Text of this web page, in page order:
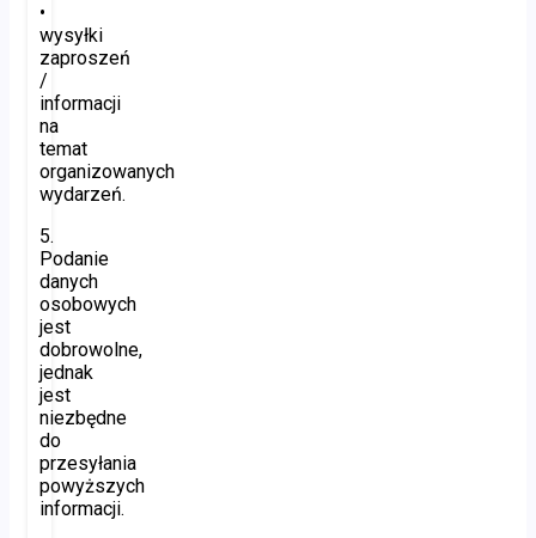
•
wysyłki
zaproszeń
/
informacji
na
temat
organizowanych
wydarzeń.
5.
Podanie
danych
osobowych
jest
dobrowolne,
jednak
jest
niezbędne
do
przesyłania
powyższych
informacji.